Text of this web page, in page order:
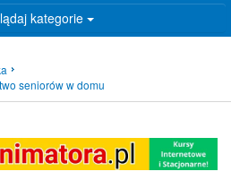
kategorie
seniorów w domu